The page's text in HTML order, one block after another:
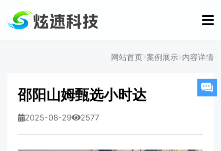
网站首页 案例展示 内容详情
邵阳山姆甄选小时达
2025-08-29 2577